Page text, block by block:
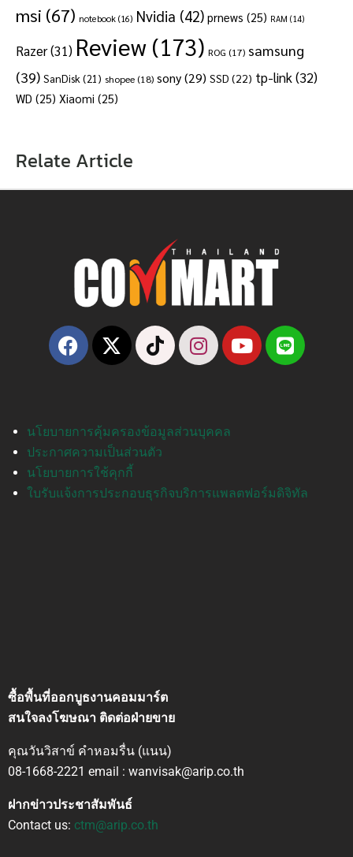
msi (67) notebook (16) Nvidia (42) prnews (25) RAM (14)
Razer(31) Review (173) ROG (17) samsung
(39) SanDisk (21) shopee (18) sony(29) SSD (22) tp-link(32)
WD (25) Xiaomi (25)
Relate Article
นโยบายการคุ้มครองข้อมูลส่วนบุคคล
ประกาศความเป็นส่วนตัว
นโยบายการใช้คุกกี้
ใบรับแจ้งการประกอบธุรกิจบริการแพลตฟอร์มดิจิทัล
ซื้อพื้นที่ออกบูธงานคอมมาร์ต
สนใจลงโฆษณา ติดต่อฝ่ายขาย
คุณวันวิสาข์ คำหอมรื่น (แนน)
08-1668-2221 email : wanvisak@arip.co.th
ฝากข่าวประชาสัมพันธ์
Contact us: ctm@arip.co.th